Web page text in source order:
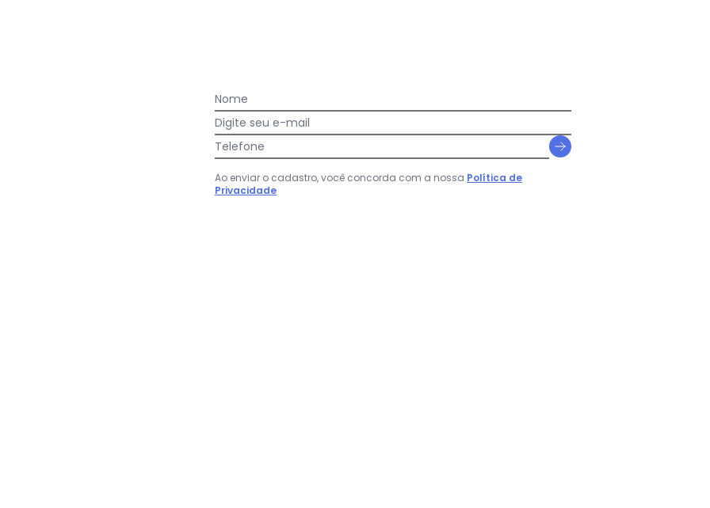
Faça a primeira avaliação
Diamond Touch Marinho
Nome
Digite seu e-mail
Telefone
Ao enviar o cadastro, você concorda com a nossa Política de
Privacidade